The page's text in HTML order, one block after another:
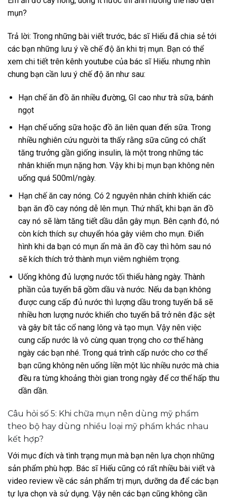
mụn?
Trả lời: Trong những bài viết trước, bác sĩ Hiếu đã chia sẻ tới
các bạn những lưu ý về chế độ ăn khi trị mụn. Bạn có thể
xem chi tiết trên kênh youtube của bác sĩ Hiếu. nhưng nhìn
chung bạn cần lưu ý chế độ ăn như sau:
Hạn chế ăn đồ ăn nhiều đường, GI cao như trà sữa, bánh
ngọt
Hạn chế uống sữa hoặc đồ ăn liên quan đến sữa. Trong
nhiều nghiên cứu người ta thấy rằng sữa cũng có chất
tăng trưởng gần giống insulin, là một trong những tác
nhân khiến mụn nặng hơn. Vậy khi bị mụn bạn không nên
uống quá 500ml/ngày.
Hạn chế ăn cay nóng. Có 2 nguyên nhân chính khiến các
bạn ăn đồ cay nóng dễ lên mụn. Thứ nhất, khi bạn ăn đồ
cay nó sẽ làm tăng tiết dầu dẫn gây mụn. Bên cạnh đó, nó
còn kích thích sự chuyển hóa gây viêm cho mụn. Điển
hình khi da bạn có mụn ẩn mà ăn đồ cay thì hôm sau nó
sẽ kích thích trở thành mụn viêm nghiêm trọng.
Uống không đủ lượng nước tối thiểu hàng ngày. Thành
phần của tuyến bã gồm dầu và nước. Nếu da bạn không
được cung cấp đủ nước thì lượng dầu trong tuyến bã sẽ
nhiều hơn lượng nước khiến cho tuyến bã trở nên đặc sệt
và gây bít tắc cổ nang lông và tạo mụn. Vậy nên việc
cung cấp nước là vô cùng quan trọng cho cơ thể hàng
ngày các bạn nhé. Trong quá trình cấp nước cho cơ thể
bạn cũng không nên uống liền một lúc nhiều nước mà chia
đều ra từng khoảng thời gian trong ngày để cơ thể hấp thu
dần dần.
Câu hỏi số 5: Khi chữa mụn nên dùng mỹ phẩm
theo bộ hay dùng nhiều loại mỹ phẩm khác nhau
kết hợp?
Với mục đích và tình trạng mụn mà bạn nên lựa chọn những
sản phẩm phù hợp. Bác sĩ Hiếu cũng có rất nhiều bài viết và
video review về các sản phẩm trị mụn, dưỡng da để các bạn
tự lựa chọn và sử dụng. Vậy nên các bạn cũng không cần